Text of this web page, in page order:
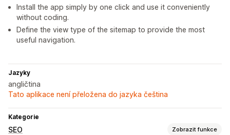
Install the app simply by one click and use it conveniently
without coding.
Define the view type of the sitemap to provide the most
useful navigation.
Jazyky
angličtina
Tato aplikace není přeložena do jazyka čeština
Kategorie
SEO Zobrazit funkce